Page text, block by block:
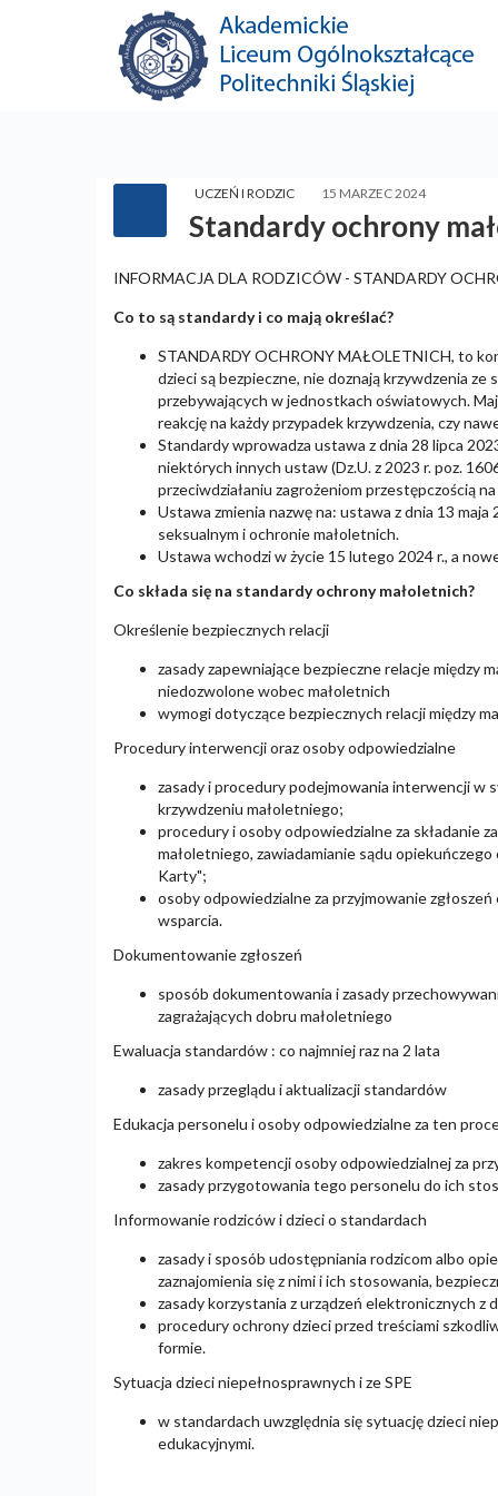
UCZEŃ I RODZIC 15 MARZEC 2024
Standardy ochrony
INFORMACJA DLA RODZICÓW - STANDARDY
Co to są standardy i co mają określać?
STANDARDY OCHRONY MAŁOLETNICH, to
dzieci są bezpieczne, nie doznają krzywdzenia
przebywających w jednostkach oświatowych.
reakcję na każdy przypadek krzywdzenia, czy
Standardy wprowadza ustawa z dnia 28 lipca
niektórych innych ustaw (Dz.U. z 2023 r. poz.
przeciwdziałaniu zagrożeniom przestępczością
Ustawa zmienia nazwę na: ustawa z dnia 13
seksualnym i ochronie małoletnich.
Ustawa wchodzi w życie 15 lutego 2024 r., a
Co składa się na standardy ochrony małoletnich?
Określenie bezpiecznych relacji
zasady zapewniające bezpieczne relacje między
niedozwolone wobec małoletnich
wymogi dotyczące bezpiecznych relacji między
Procedury interwencji oraz osoby odpowiedzialne
zasady i procedury podejmowania interwencji w
krzywdzeniu małoletniego;
procedury i osoby odpowiedzialne za składanie
małoletniego, zawiadamianie sądu
Karty";
osoby odpowiedzialne za przyjmowanie
wsparcia.
Dokumentowanie zgłoszeń
sposób dokumentowania i zasady
zagrażających dobru małoletniego
Ewaluacja standardów : co najmniej raz na 2 lata
zasady przeglądu i aktualizacji standardów
Edukacja personelu i osoby odpowiedzialne za ten
zakres kompetencji osoby odpowiedzialnej za
zasady przygotowania tego personelu do ich
Informowanie rodziców i dzieci o standardach
zasady i sposób udostępniania rodzicom albo
zaznajomienia się z nimi i ich stosowania,
zasady korzystania z urządzeń elektronicznych z
procedury ochrony dzieci przed treściami
formie.
Sytuacja dzieci niepełnosprawnych i ze SPE
w standardach uwzględnia się sytuację dzieci
edukacyjnymi.